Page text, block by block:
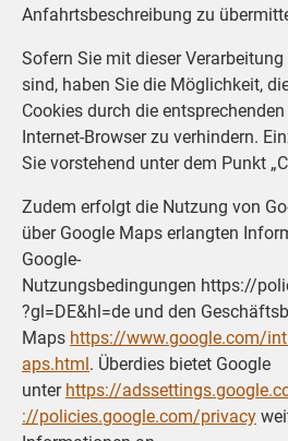
Anfahrtsbeschreibung zu
Sofern Sie mit dieser
sind, haben Sie die Möglichkeit,
Cookies durch die
Internet-Browser zu verhindern.
Sie vorstehend unter dem Punkt
Zudem erfolgt die Nutzung von
über Google Maps erlangten
Google-
Nutzungsbedingungen https://
?gl=DE&hl=de und den
Maps https://www.google.com/
aps.html. Überdies bietet Google
unter https://
://policies.google.com/privacy